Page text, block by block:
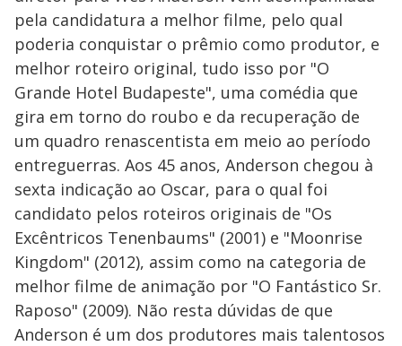
pela candidatura a melhor filme, pelo qual
poderia conquistar o prêmio como produtor, e
melhor roteiro original, tudo isso por "O
Grande Hotel Budapeste", uma comédia que
gira em torno do roubo e da recuperação de
um quadro renascentista em meio ao período
entreguerras. Aos 45 anos, Anderson chegou à
sexta indicação ao Oscar, para o qual foi
candidato pelos roteiros originais de "Os
Excêntricos Tenenbaums" (2001) e "Moonrise
Kingdom" (2012), assim como na categoria de
melhor filme de animação por "O Fantástico Sr.
Raposo" (2009). Não resta dúvidas de que
Anderson é um dos produtores mais talentosos